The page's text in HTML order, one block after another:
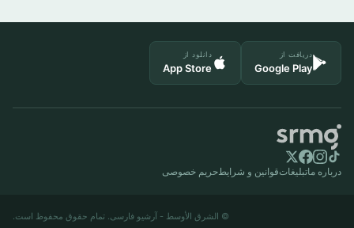
دریافت از
Google Play
دانلود از
App Store
درباره ماتبلیغاتقوانین و شرایطحریم خصوصی
© الشرق الأوسط - آرشیو فارسی. تمام حقوق محفوظ است.